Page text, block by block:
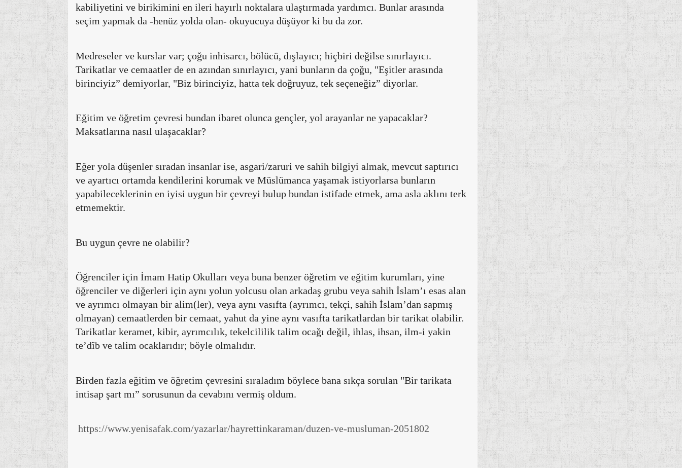
kabiliyetini ve birikimini en ileri hayırlı noktalara ulaştırmada yardımcı. Bunlar arasında
seçim yapmak da -henüz yolda olan- okuyucuya düşüyor ki bu da zor.
Medreseler ve kurslar var; çoğu inhisarcı, bölücü, dışlayıcı; hiçbiri değilse sınırlayıcı.
Tarikatlar ve cemaatler de en azından sınırlayıcı, yani bunların da çoğu, "Eşitler arasında
birinciyiz” demiyorlar, "Biz birinciyiz, hatta tek doğruyuz, tek seçeneğiz” diyorlar.
Eğitim ve öğretim çevresi bundan ibaret olunca gençler, yol arayanlar ne yapacaklar?
Maksatlarına nasıl ulaşacaklar?
Eğer yola düşenler sıradan insanlar ise, asgari/zaruri ve sahih bilgiyi almak, mevcut saptırıcı
ve ayartıcı ortamda kendilerini korumak ve Müslümanca yaşamak istiyorlarsa bunların
yapabileceklerinin en iyisi uygun bir çevreyi bulup bundan istifade etmek, ama asla aklını terk
etmemektir.
Bu uygun çevre ne olabilir?
Öğrenciler için İmam Hatip Okulları veya buna benzer öğretim ve eğitim kurumları, yine
öğrenciler ve diğerleri için aynı yolun yolcusu olan arkadaş grubu veya sahih İslam’ı esas alan
ve ayrımcı olmayan bir alim(ler), veya aynı vasıfta (ayrımcı, tekçi, sahih İslam’dan sapmış
olmayan) cemaatlerden bir cemaat, yahut da yine aynı vasıfta tarikatlardan bir tarikat olabilir.
Tarikatlar keramet, kibir, ayrımcılık, tekelcililik talim ocağı değil, ihlas, ihsan, ilm-i yakin
te’dîb ve talim ocaklarıdır; böyle olmalıdır.
Birden fazla eğitim ve öğretim çevresini sıraladım böylece bana sıkça sorulan "Bir tarikata
intisap şart mı” sorusunun da cevabını vermiş oldum.
https://www.yenisafak.com/yazarlar/hayrettinkaraman/duzen-ve-musluman-2051802